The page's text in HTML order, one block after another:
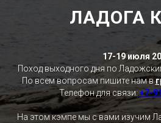
ЛАДОГА
17-19 июля
Поход выходного дня по
По всем вопросам пишите нам в
Телефон для связи: +7-
На этом кэмпе мы с вами изучим